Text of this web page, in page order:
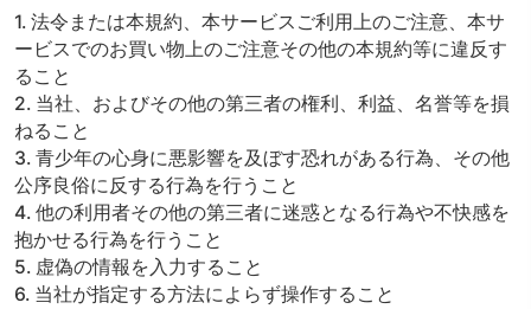
1. 法令または本規約、本サービスご利用上のご注意、本サ
ービスでのお買い物上のご注意その他の本規約等に違反す
ること
2. 当社、およびその他の第三者の権利、利益、名誉等を損
ねること
3. 青少年の心身に悪影響を及ぼす恐れがある行為、その他
公序良俗に反する行為を行うこと
4. 他の利用者その他の第三者に迷惑となる行為や不快感を
抱かせる行為を行うこと
5. 虚偽の情報を入力すること
6. 当社が指定する方法によらず操作すること